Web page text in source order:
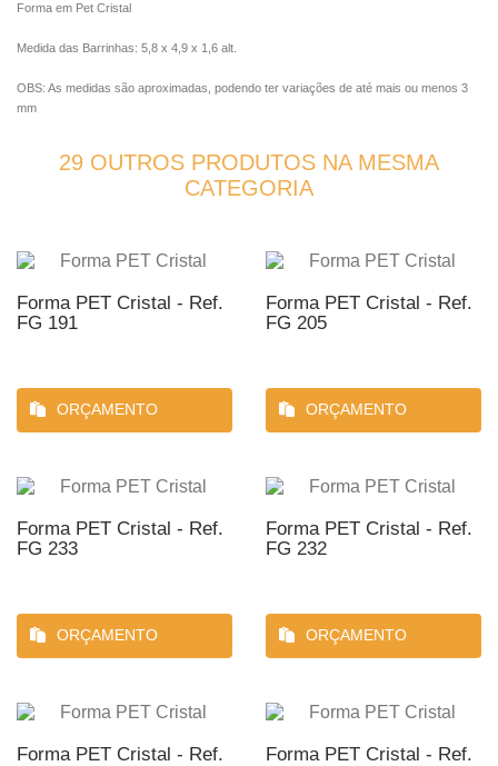
Forma em Pet Cristal
Medida das Barrinhas: 5,8 x 4,9 x 1,6 alt.
OBS: As medidas são aproximadas, podendo ter variações de até mais ou menos 3
mm
29 OUTROS PRODUTOS NA MESMA
CATEGORIA
Forma PET Cristal - Ref.
FG 191
ORÇAMENTO
Forma PET Cristal - Ref.
FG 205
ORÇAMENTO
Forma PET Cristal - Ref.
FG 233
ORÇAMENTO
Forma PET Cristal - Ref.
FG 232
ORÇAMENTO
Forma PET Cristal - Ref.
Forma PET Cristal - Ref.